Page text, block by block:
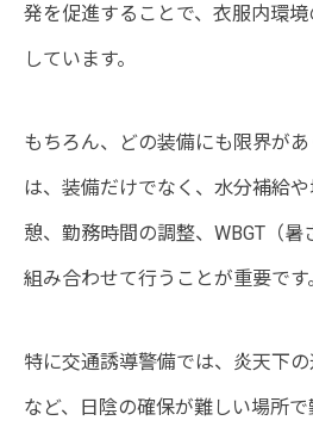
発を促進することで、衣服内環
しています。
もちろん、どの装備にも限界が
は、装備だけでなく、水分補給
憩、勤務時間の調整、WBGT（暑
組み合わせて行うことが重要です
特に交通誘導警備では、炎天下
など、日陰の確保が難しい場所